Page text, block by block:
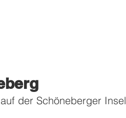
der Schöneberger Insel